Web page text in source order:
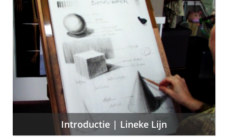
Introductie | Lineke Lijn